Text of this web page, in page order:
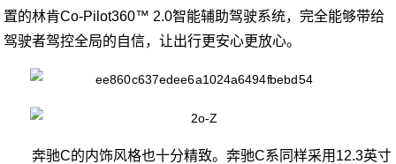
置的林肯Co-Pilot360™ 2.0智能辅助驾驶系统，完全能够带给
驾驶者驾控全局的自信，让出行更安心更放心。
奔驰C的内饰风格也十分精致。奔驰C系同样采用12.3英寸